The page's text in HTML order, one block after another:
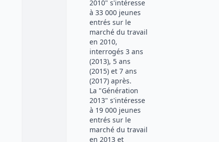
2010" s'intéresse
à 33 000 jeunes
entrés sur le
marché du travail
en 2010,
interrogés 3 ans
(2013), 5 ans
(2015) et 7 ans
(2017) après.
La "Génération
2013" s'intéresse
à 19 000 jeunes
entrés sur le
marché du travail
en 2013 et